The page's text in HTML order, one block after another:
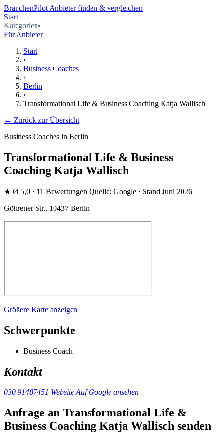
BranchenPilot Anbieter finden & vergleichen
Start
Kategorien
Für Anbieter
Start
›
Business Coaches
›
Berlin
›
Transformational Life & Business Coaching Katja Wallisch
← Zurück zur Übersicht
Business Coaches in Berlin
Transformational Life & Business
Coaching Katja Wallisch
★ Ø 5,0 · 11 Bewertungen Quelle: Google · Stand Juni 2026
Göhrener Str., 10437 Berlin
Größere Karte anzeigen
Schwerpunkte
Business Coach
Kontakt
030 91487451 Website Auf Google ansehen
Anfrage an Transformational Life &
Business Coaching Katja Wallisch senden